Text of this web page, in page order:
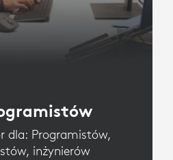
dla: Programistów,
inżynierów